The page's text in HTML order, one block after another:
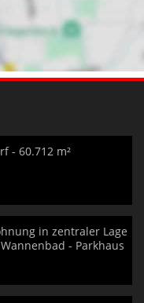
- 60.712 m²
in zentraler Lage
- Parkhaus